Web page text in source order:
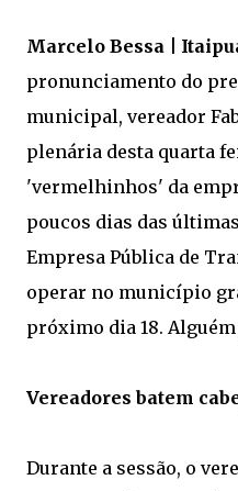
Marcelo Bessa |
pronunciamento do
municipal, vereador
plenária desta quarta
'vermelhinhos' da
poucos dias das
Empresa Pública de
operar no município
próximo dia 18.
Vereadores batem
Durante a sessão, o